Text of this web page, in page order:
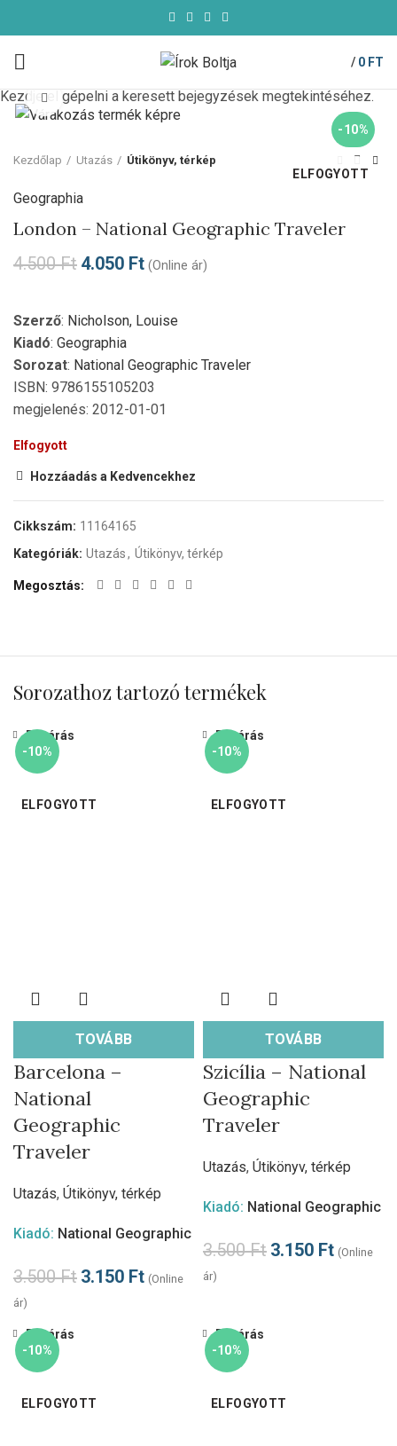
/ 0 FT
-10%
ELFOGYOTT
Click to enlarge
Kezdőlap Utazás Útikönyv, térkép
Geographia
London – National Geographic Traveler
4.500Ft 4.050 Ft (Online ár)
Szerző: Nicholson, Louise
Kiadó: Geographia
Sorozat: National Geographic Traveler
ISBN: 9786155105203
megjelenés: 2012-01-01
Elfogyott
Hozzáadás a Kedvencekhez
Cikkszám: 11164165
Kategóriák: Utazás, Útikönyv, térkép
Megosztás
Sorozathoz tartozó termékek
-10%
ELFOGYOTT
TOVÁBB
Bezárás
Barcelona –
National
Geographic
Traveler
Utazás, Útikönyv, térkép
Kiadó: National Geographic
3.500Ft 3.150 Ft (Online
ár)
-10%
ELFOGYOTT
TOVÁBB
Bezárás
Szicília – National
Geographic
Traveler
Utazás, Útikönyv, térkép
Kiadó: National Geographic
3.500Ft 3.150 Ft (Online
ár)
-10%
ELFOGYOTT
Bezárás
-10%
ELFOGYOTT
Bezárás
Kezdje el gépelni a keresett bejegyzések megtekintéséhez.